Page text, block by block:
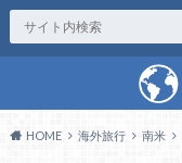
HOME 海外旅行 南米